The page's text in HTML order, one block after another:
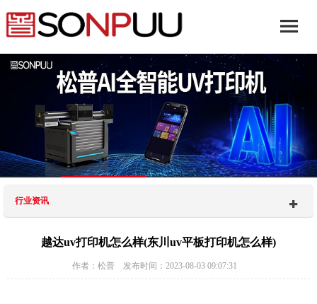
行业资讯
越达uv打印机怎么样(东川uv平板打印机怎么样)
作者：松普 发布时间：2023-08-03 09:07:31